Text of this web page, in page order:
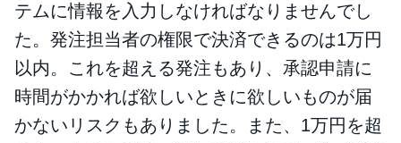
テムに情報を入力しなければなりませんでし
た。発注担当者の権限で決済できるのは1万円
以内。これを超える発注もあり、承認申請に
時間がかかれば欲しいときに欲しいものが届
かないリスクもありました。また、1万円を超